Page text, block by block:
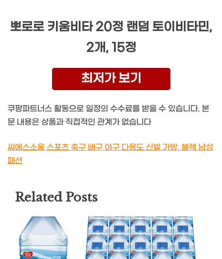
뽀로로 키움비타 20정 랜덤 토이비타민,
2개, 15정
최저가 보기
쿠팡파트너스 활동으로 일정의 수수료를 받을 수 있습니다. 본
문 내용은 상품과 직접적인 관계가 없습니다
씨에스소울 스포츠 축구 배구 야구 다용도 신발 가방, 블랙 남성
패션
Related Posts